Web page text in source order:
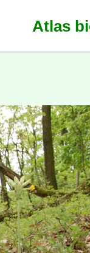
Atlas